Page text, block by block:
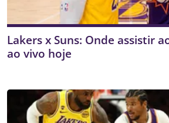
Lakers x Suns: Onde assistir
ao vivo hoje